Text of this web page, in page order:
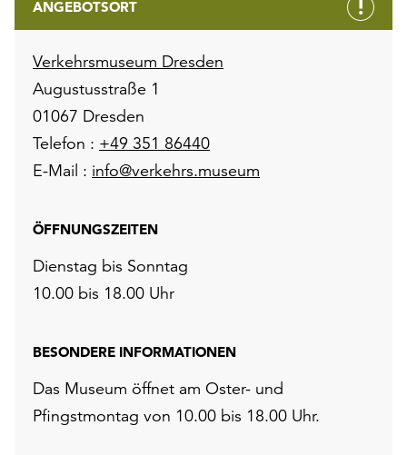
ANGEBOTSORT
Verkehrsmuseum Dresden
Augustusstraße 1
01067 Dresden
Telefon : +49 351 86440
E-Mail : info@verkehrs.museum
ÖFFNUNGSZEITEN
Dienstag bis Sonntag
10.00 bis 18.00 Uhr
BESONDERE INFORMATIONEN
Das Museum öffnet am Oster- und
Pfingstmontag von 10.00 bis 18.00 Uhr.